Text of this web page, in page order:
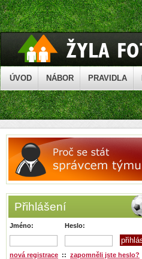
ÚVOD NÁBOR PRAVIDLA
Přihlášení
Jméno: Heslo:
nová registrace :: zapomněli jste heslo?